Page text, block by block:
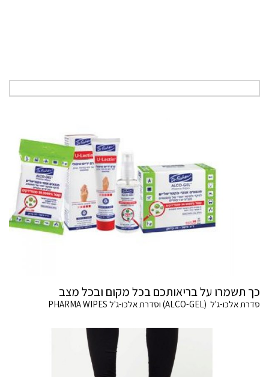
כך תשמרו על בריאותכם בכל מקום ובכל מצב
סדרת אלכו-ג'ל (ALCO-GEL) וסדרת אלכו-ג'ל PHARMA WIPES